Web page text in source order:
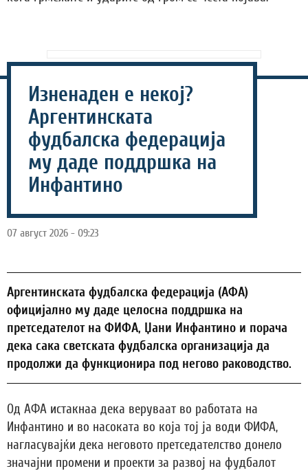
Изненаден е некој?
Аргентинската
фудбалска федерација
му даде поддршка на
Инфантино
07 август 2026 - 09:23
Аргентинската фудбалска федерација (АФА)
официјално му даде целосна поддршка на
претседателот на ФИФА, Џани Инфантино и порача
дека сака светската фудбалска организација да
продолжи да функционира под негово раководство.
Од АФА истакнаа дека веруваат во работата на
Инфантино и во насоката во која тој ја води ФИФА,
нагласувајќи дека неговото претседателство донело
значајни промени и проекти за развој на фудбалот